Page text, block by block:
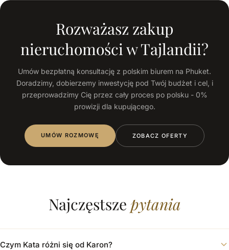
Rozważasz zakup
nieruchomości w Tajlandii?
Umów bezpłatną konsultację z polskim biurem na Phuket.
Doradzimy, dobierzemy inwestycję pod Twój budżet i cel, i
przeprowadzimy Cię przez cały proces po polsku - 0%
prowizji dla kupującego.
UMÓW ROZMOWĘ ZOBACZ OFERTY
Najczęstsze pytania
Czym Kata różni się od Karon?